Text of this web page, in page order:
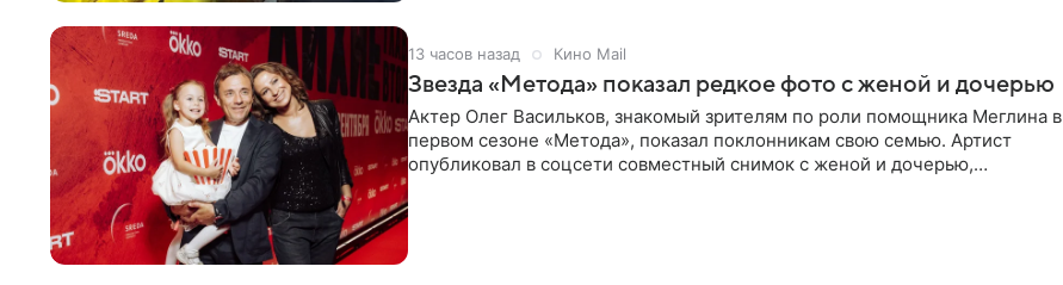
13 часов назад Кино Mail
Звезда «Метода» показал редкое фото с женой и дочерью
Актер Олег Васильков, знакомый зрителям по роли помощника Меглина в
первом сезоне «Метода», показал поклонникам свою семью. Артист
опубликовал в соцсети совместный снимок с женой и дочерью,